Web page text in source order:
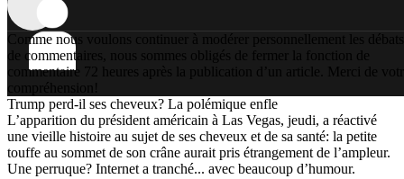
Comme nous voulons continuer à modérer personnellement les débats
de commentaires, nous sommes obligés de fermer la fonction de
commentaire 72 heures après la publication d’un article. Merci de
compréhension!
Trump perd-il ses cheveux? La polémique enfle
L’apparition du président américain à Las Vegas, jeudi, a réactivé
une vieille histoire au sujet de ses cheveux et de sa santé: la petite
touffe au sommet de son crâne aurait pris étrangement de l’ampleur.
Une perruque? Internet a tranché... avec beaucoup d’humour.